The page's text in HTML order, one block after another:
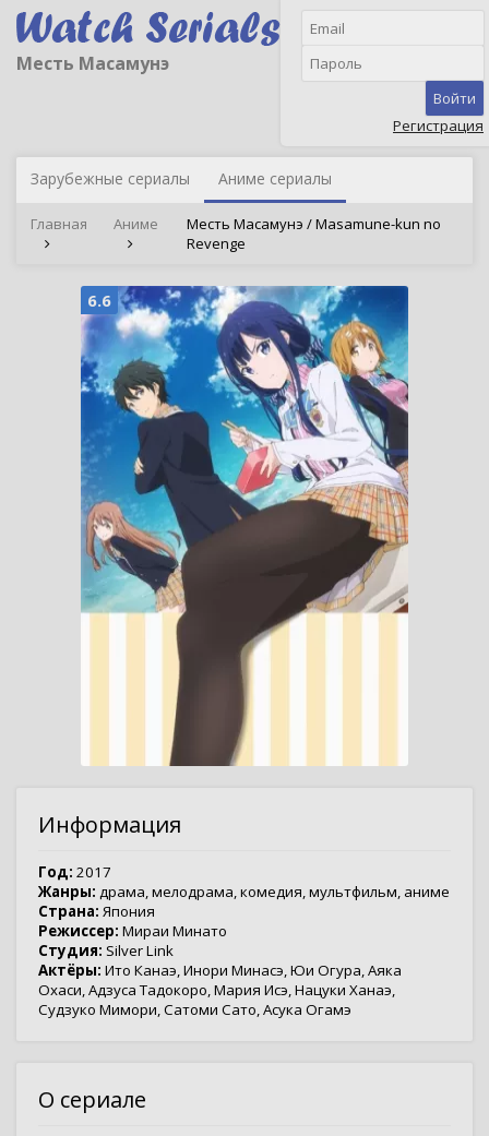
Месть Масамунэ
Войти
Регистрация
Зарубежные сериалы Аниме сериалы
Главная Аниме
Месть Масамунэ / Masamune-kun no
Revenge
6.6
Информация
Год: 2017
Жанры: драма,мелодрама,комедия,мультфильм, аниме
Страна: Япония
Режиссер: Мираи Минато
Студия: Silver Link
Актёры: Ито Канаэ,Инори Минасэ,Юи Огура,Аяка
Охаси,Адзуса Тадокоро,Мария Исэ,Нацуки Ханаэ,
Судзуко Мимори,Сатоми Сато,Асука Огамэ
О сериале